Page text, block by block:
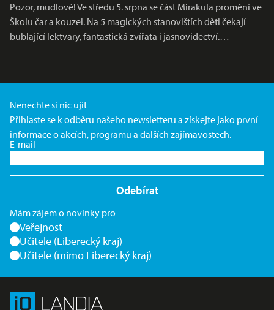
Pozor, mudlové! Ve středu 5. srpna se část Mirakula promění ve
Školu čar a kouzel. Na 5 magických stanovištích děti čekají
bublající lektvary, fantastická zvířata i jasnovidectví.…
Nenechte si nic ujít
Přihlaste se k odběru našeho newsletteru a získejte jako první
informace o akcích, programu a dalších zajímavostech.
E-mail
Odebírat
Mám zájem o novinky pro
Veřejnost
Učitele (Liberecký kraj)
Učitele (mimo Liberecký kraj)